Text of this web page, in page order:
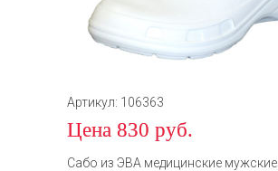
Артикул: 106363
Цена 830 руб.
Сабо из ЭВА медицинские мужские